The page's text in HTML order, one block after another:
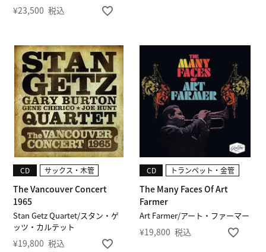
¥23,500 税込
Stan Getz Quartet/スタン・ゲ
ッツ・カルテット
The Vancouver Concert
1965
CD サックス・木管
¥19,800 税込
Art Farmer/アート・ファーマー
The Many Faces Of Art
Farmer
CD トランペット・金管
¥19,800 税込